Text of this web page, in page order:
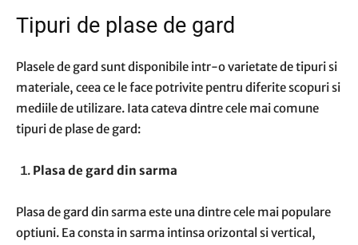
Tipuri de plase de gard
Plasele de gard sunt disponibile intr-o varietate de tipuri si
materiale, ceea ce le face potrivite pentru diferite scopuri si
mediile de utilizare. Iata cateva dintre cele mai comune
tipuri de plase de gard:
Plasa de gard din sarma
Plasa de gard din sarma este una dintre cele mai populare
optiuni. Ea consta in sarma intinsa orizontal si vertical,